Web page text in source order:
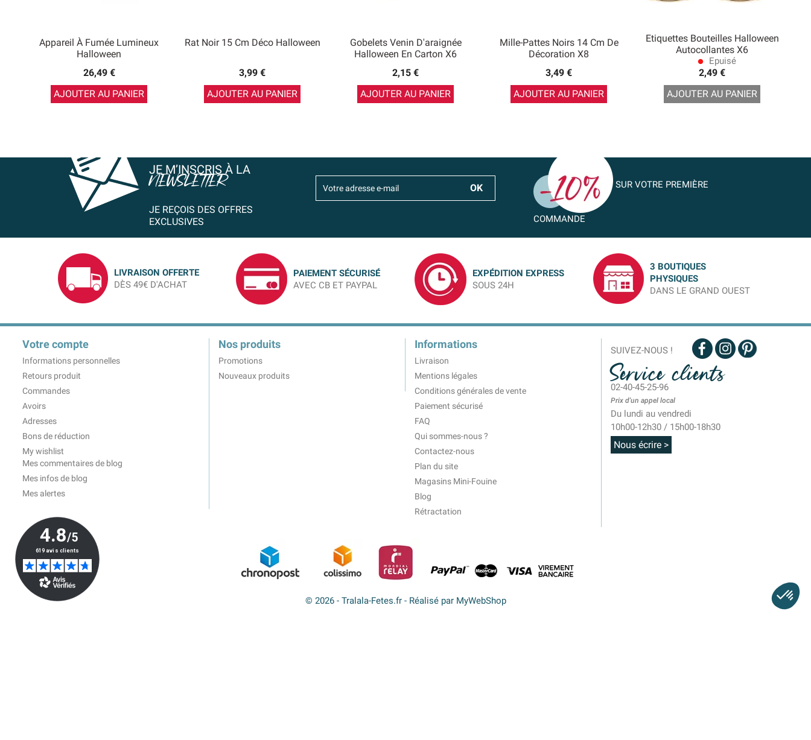
Appareil À Fumée Lumineux
Halloween
26,49 €
AJOUTER AU PANIER
Rat Noir 15 Cm Déco Halloween
3,99 €
AJOUTER AU PANIER
Gobelets Venin D'araignée
Halloween En Carton X6
2,15 €
AJOUTER AU PANIER
Mille-Pattes Noirs 14 Cm De
Décoration X8
3,49 €
AJOUTER AU PANIER
Etiquettes Bouteilles Halloween
Autocollantes X6
lens Epuisé
2,49 €
AJOUTER AU PANIER
JE M’INSCRIS À LA
NEWSLETTER
JE REÇOIS DES OFFRES
EXCLUSIVES
SUR VOTRE PREMIÈRE
COMMANDE
LIVRAISON OFFERTE
DÈS 49€ D'ACHAT
PAIEMENT SÉCURISÉ
AVEC CB ET PAYPAL
EXPÉDITION EXPRESS
SOUS 24H
3 BOUTIQUES
PHYSIQUES
DANS LE GRAND OUEST
Votre compte
Informations personnelles
Retours produit
Commandes
Avoirs
Adresses
Bons de réduction
My wishlist
Mes commentaires de blog
Mes infos de blog
Mes alertes
Nos produits
Promotions
Nouveaux produits
Informations
Livraison
Mentions légales
Conditions générales de vente
Paiement sécurisé
FAQ
Qui sommes-nous ?
Contactez-nous
Plan du site
Magasins Mini-Fouine
Blog
Rétractation
SUIVEZ-NOUS !
Service clients
02-40-45-25-96
Prix d'un appel local
Du lundi au vendredi
10h00-12h30 / 15h00-18h30
Nous écrire >
© 2026 - Tralala-Fetes.fr - Réalisé par MyWebShop